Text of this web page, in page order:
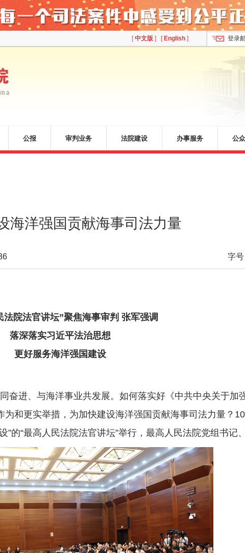
[中文版 ] [ English ] 登录
公报 审判业务 法院建设 办事服务 公
海洋强国贡献海事司法力量
字号
法院法官讲坛”聚焦海事审判 张军强调
落深落实习近平法治思想
更好服务海洋强国建设
进、与海洋事业共发展。如何落实好《中共中央关于加
和更实举措，为加快建设海洋强国贡献海事司法力量？
“最高人民法院法官讲坛”举行，最高人民法院党组书记